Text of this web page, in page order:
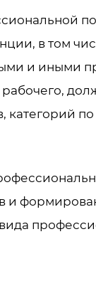
в том
и иными
категорий
и